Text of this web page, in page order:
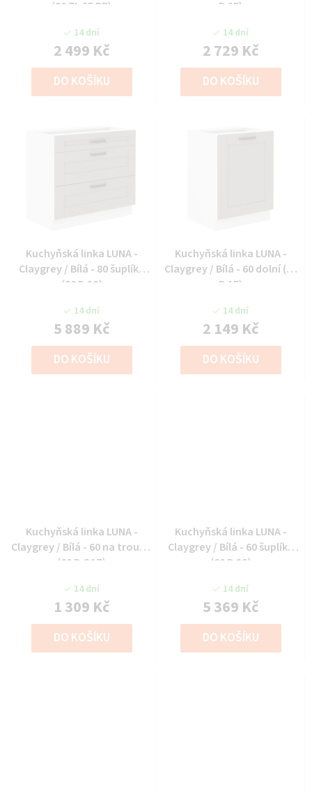
(80 ZL 2F BB)
14 dní
2 499 Kč
DO KOŠÍKU
D 2F)
14 dní
2 729 Kč
DO KOŠÍKU
Kuchyňská linka LUNA -
Claygrey / Bílá - 80 šuplíky
(80 D 3S)
14 dní
5 889 Kč
DO KOŠÍKU
Kuchyňská linka LUNA -
Claygrey / Bílá - 60 dolní (60
D 1F)
14 dní
2 149 Kč
DO KOŠÍKU
Kuchyňská linka LUNA -
Claygrey / Bílá - 60 na troubu
(60 D GAZ)
14 dní
1 309 Kč
DO KOŠÍKU
Kuchyňská linka LUNA -
Claygrey / Bílá - 60 šuplíky
(60 D 3S)
14 dní
5 369 Kč
DO KOŠÍKU